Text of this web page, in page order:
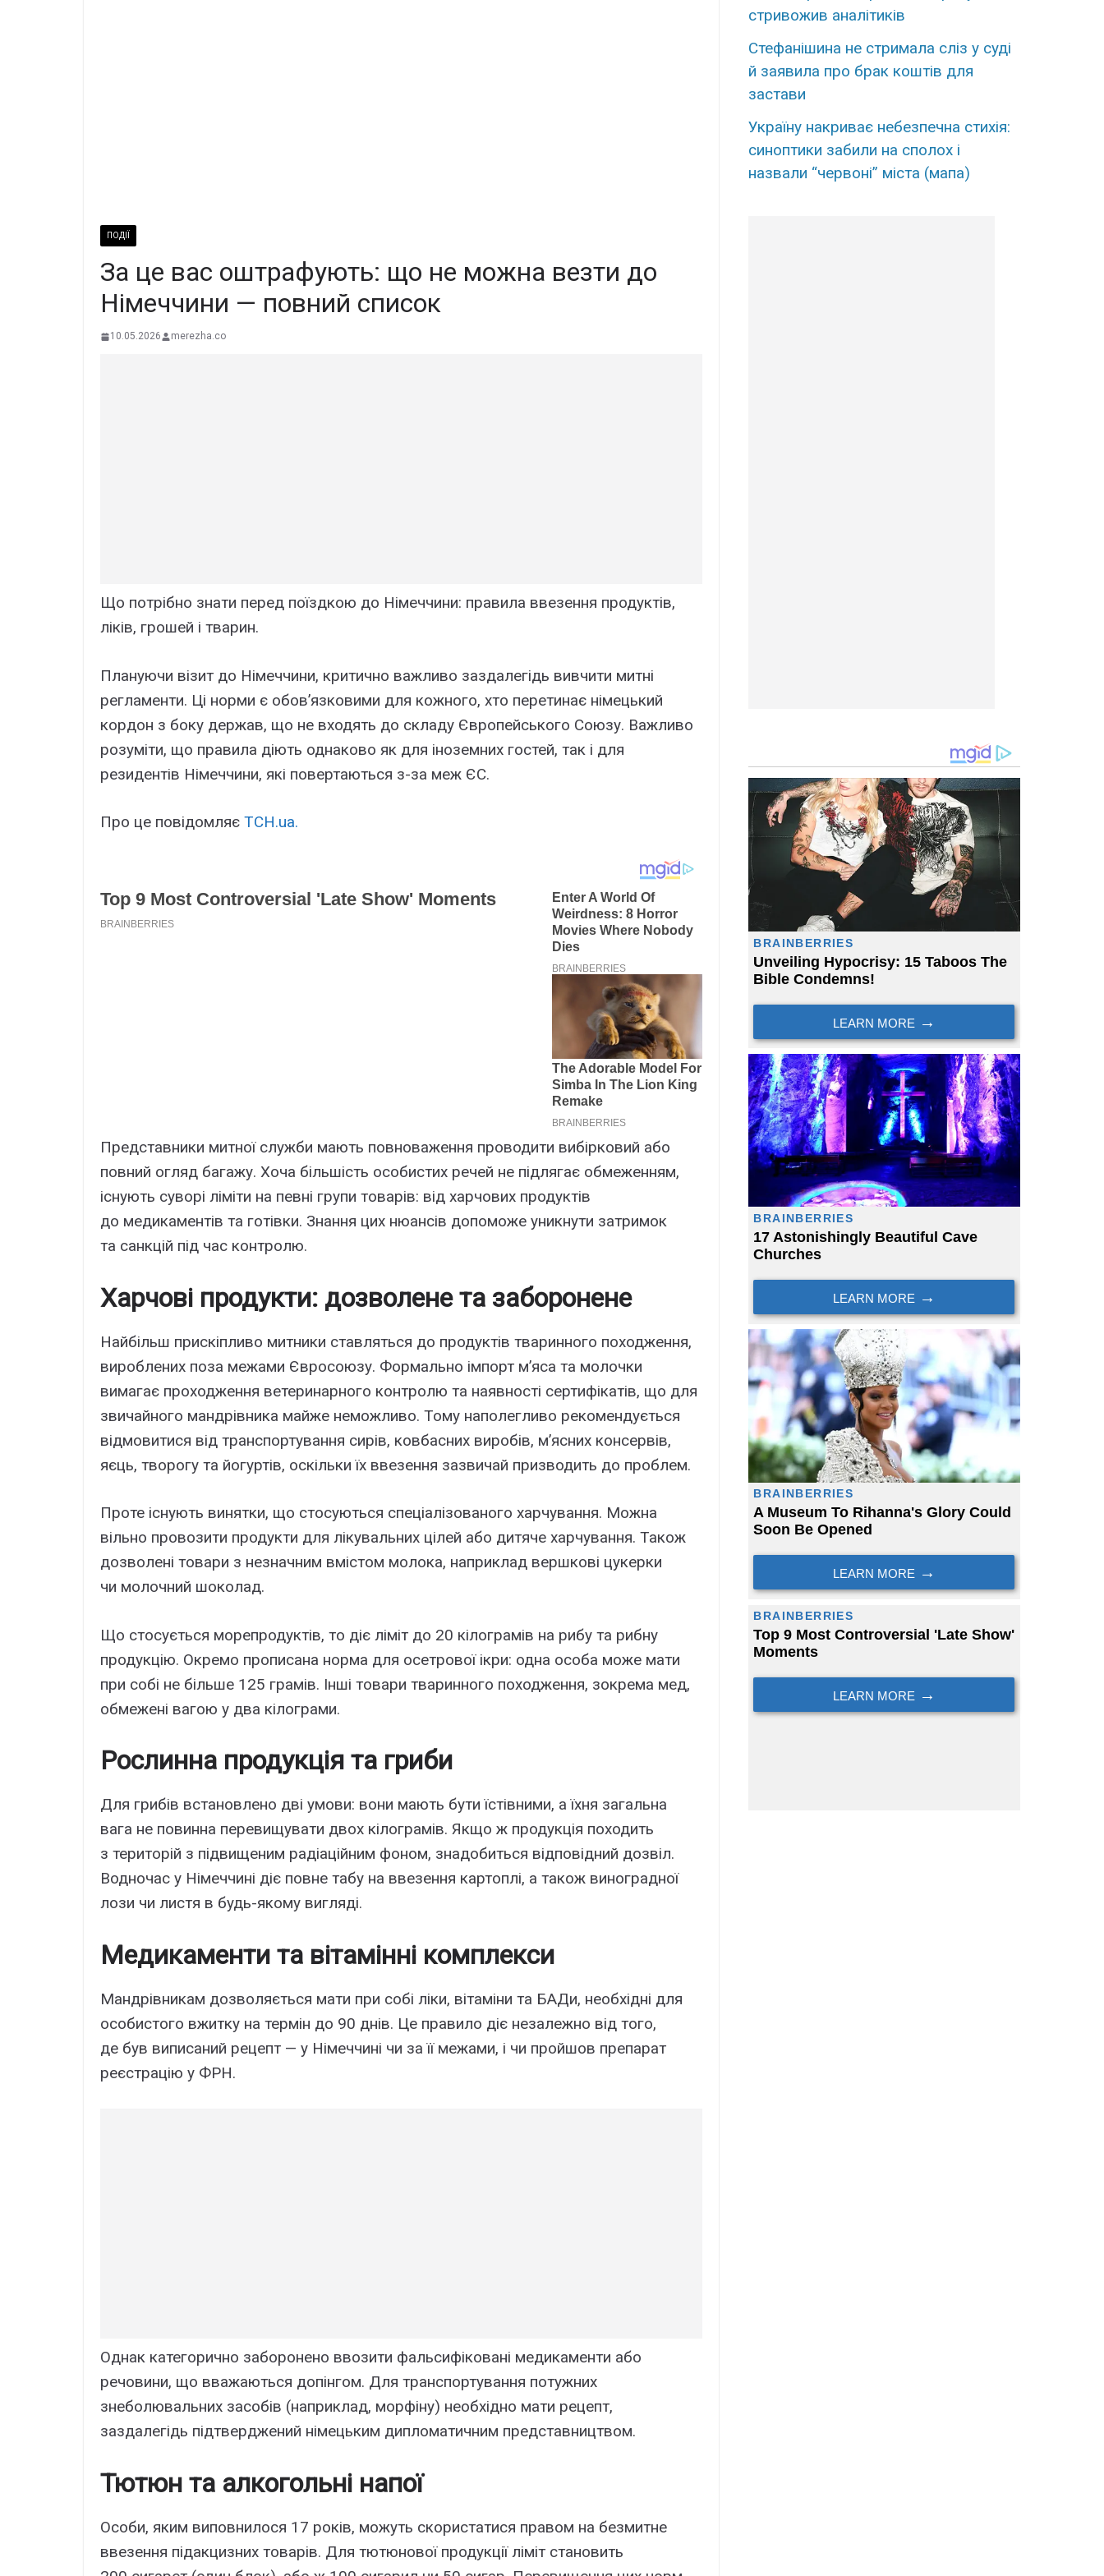
ПОДІЇ
За це вас оштрафують: що не можна везти до
Німеччини — повний список
10.05.2026 merezha.co
Що потрібно знати перед поїздкою до Німеччини: правила ввезення продуктів,
ліків, грошей і тварин.
Плануючи візит до Німеччини, критично важливо заздалегідь вивчити митні
регламенти. Ці норми є обов’язковими для кожного, хто перетинає німецький
кордон з боку держав, що не входять до складу Європейського Союзу. Важливо
розуміти, що правила діють однаково як для іноземних гостей, так і для
резидентів Німеччини, які повертаються з-за меж ЄС.
Про це повідомляє ТСН.ua.
Представники митної служби мають повноваження проводити вибірковий або
повний огляд багажу. Хоча більшість особистих речей не підлягає обмеженням,
існують суворі ліміти на певні групи товарів: від харчових продуктів
до медикаментів та готівки. Знання цих нюансів допоможе уникнути затримок
та санкцій під час контролю.
Харчові продукти: дозволене та заборонене
Найбільш прискіпливо митники ставляться до продуктів тваринного походження,
вироблених поза межами Євросоюзу. Формально імпорт м’яса та молочки
вимагає проходження ветеринарного контролю та наявності сертифікатів, що для
звичайного мандрівника майже неможливо. Тому наполегливо рекомендується
відмовитися від транспортування сирів, ковбасних виробів, м’ясних консервів,
яєць, творогу та йогуртів, оскільки їх ввезення зазвичай призводить до проблем.
Проте існують винятки, що стосуються спеціалізованого харчування. Можна
вільно провозити продукти для лікувальних цілей або дитяче харчування. Також
дозволені товари з незначним вмістом молока, наприклад вершкові цукерки
чи молочний шоколад.
Що стосується морепродуктів, то діє ліміт до 20 кілограмів на рибу та рибну
продукцію. Окремо прописана норма для осетрової ікри: одна особа може мати
при собі не більше 125 грамів. Інші товари тваринного походження, зокрема мед,
обмежені вагою у два кілограми.
Рослинна продукція та гриби
Для грибів встановлено дві умови: вони мають бути їстівними, а їхня загальна
вага не повинна перевищувати двох кілограмів. Якщо ж продукція походить
з територій з підвищеним радіаційним фоном, знадобиться відповідний дозвіл.
Водночас у Німеччині діє повне табу на ввезення картоплі, а також виноградної
лози чи листя в будь-якому вигляді.
Медикаменти та вітамінні комплекси
Мандрівникам дозволяється мати при собі ліки, вітаміни та БАДи, необхідні для
особистого вжитку на термін до 90 днів. Це правило діє незалежно від того,
де був виписаний рецепт — у Німеччині чи за її межами, і чи пройшов препарат
реєстрацію у ФРН.
Однак категорично заборонено ввозити фальсифіковані медикаменти або
речовини, що вважаються допінгом. Для транспортування потужних
знеболювальних засобів (наприклад, морфіну) необхідно мати рецепт,
заздалегідь підтверджений німецьким дипломатичним представництвом.
Тютюн та алкогольні напої
Особи, яким виповнилося 17 років, можуть скористатися правом на безмитне
ввезення підакцизних товарів. Для тютюнової продукції ліміт становить
стривожив аналітиків
Стефанішина не стримала сліз у суді
й заявила про брак коштів для
застави
Україну накриває небезпечна стихія:
синоптики забили на сполох і
назвали “червоні” міста (мапа)